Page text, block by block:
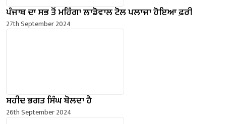
ਪੰਜਾਬ ਦਾ ਸਭ ਤੋਂ ਮਹਿੰਗਾ ਲਾਡੋਵਾਲ ਟੋਲ ਪਲਾਜ਼ਾ ਹੋਇਆ ਫ਼ਰੀ
27th September 2024
ਸ਼ਹੀਦ ਭਗਤ ਸਿੰਘ ਬੋਲਦਾ ਹੈ
26th September 2024